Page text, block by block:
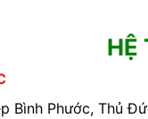
HỆ
Bình Phước, Thủ